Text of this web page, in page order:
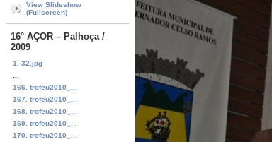
View Slideshow
(Fullscreen)
16° AÇOR – Palhoça /
2009
1. 32.jpg
166. trofeu2010_...
167. trofeu2010_...
168. trofeu2010_...
169. trofeu2010_...
170. trofeu2010_...